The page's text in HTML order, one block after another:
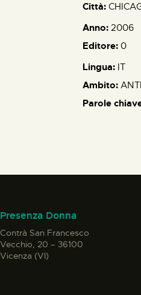
Città:
Anno: 2006
Editore: 0
Lingua: IT
Ambito:
Parole
Presenza Donna
Contrà San Francesco
Vecchio, 20 – 36100
Vicenza (VI)